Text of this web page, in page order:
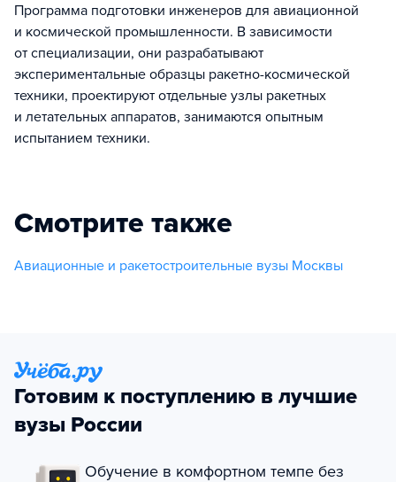
Программа подготовки инженеров для авиационной
и космической промышленности. В зависимости
от специализации, они разрабатывают
экспериментальные образцы ракетно-космической
техники, проектируют отдельные узлы ракетных
и летательных аппаратов, занимаются опытным
испытанием техники.
Смотрите также
Авиационные и ракетостроительные вузы Москвы
Готовим к поступлению в лучшие
вузы России
Обучение в комфортном темпе без